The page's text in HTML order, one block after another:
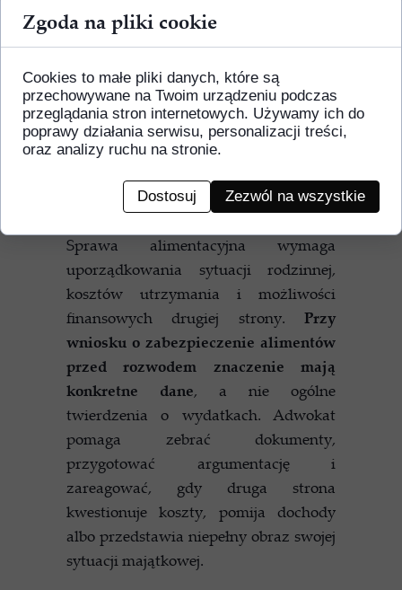
pomóc dobrać dokumenty i
odpowiadający sytuacji rodzinnej oraz
finansowej stron.
Jak wygląda współpraca z
adwokatem przy
zabezpieczeniu alimentów
przed rozwodem?
Sprawa alimentacyjna wymaga
uporządkowania sytuacji rodzinnej,
kosztów utrzymania i możliwości
finansowych drugiej strony. Przy
wniosku o zabezpieczenie alimentów
przed rozwodem znaczenie mają
konkretne dane, a nie ogólne
twierdzenia o wydatkach. Adwokat
pomaga zebrać dokumenty,
przygotować argumentację i
zareagować, gdy druga strona
kwestionuje koszty, pomija dochody
albo przedstawia niepełny obraz swojej
sytuacji majątkowej.
Zgoda na pliki cookie
Cookies to małe pliki danych, które są
przechowywane na Twoim urządzeniu podczas
przeglądania stron internetowych. Używamy ich do
poprawy działania serwisu, personalizacji treści,
oraz analizy ruchu na stronie.
Dostosuj Zezwól na wszystkie